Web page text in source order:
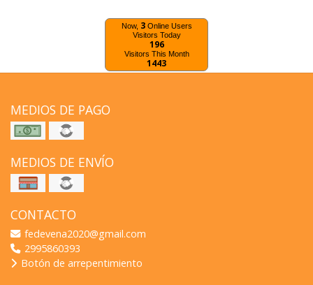
Now, 3Online Users
Visitors Today
196
Visitors This Month
1443
MEDIOS DE PAGO
MEDIOS DE ENVÍO
CONTACTO
fedevena2020@gmail.com
2995860393
Botón de arrepentimiento